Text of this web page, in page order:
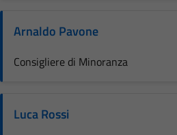
Arnaldo Pavone
Consigliere di Minoranza
Luca Rossi